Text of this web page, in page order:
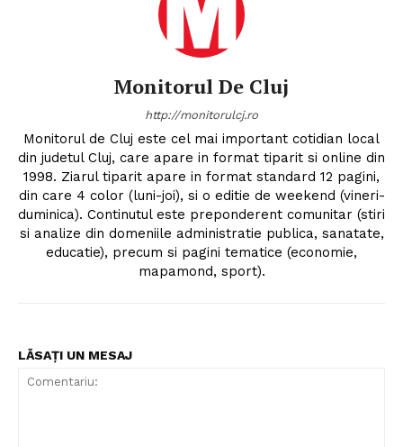
Monitorul De Cluj
http://monitorulcj.ro
Monitorul de Cluj este cel mai important cotidian local
din judetul Cluj, care apare in format tiparit si online din
1998. Ziarul tiparit apare in format standard 12 pagini,
din care 4 color (luni-joi), si o editie de weekend (vineri-
duminica). Continutul este preponderent comunitar (stiri
si analize din domeniile administratie publica, sanatate,
educatie), precum si pagini tematice (economie,
mapamond, sport).
LĂSAȚI UN MESAJ